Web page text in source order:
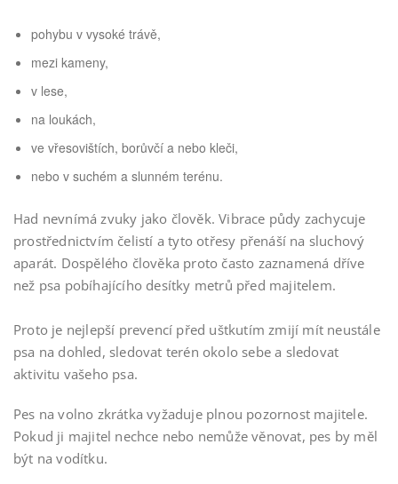
pohybu v vysoké trávě,
mezi kameny,
v lese,
na loukách,
ve vřesovištích, borůvčí a nebo kleči,
nebo v suchém a slunném terénu.
Had nevnímá zvuky jako člověk. Vibrace půdy zachycuje
prostřednictvím čelistí a tyto otřesy přenáší na sluchový
aparát. Dospělého člověka proto často zaznamená dříve
než psa pobíhajícího desítky metrů před majitelem.
Proto je nejlepší prevencí před uštkutím zmijí mít neustále
psa na dohled, sledovat terén okolo sebe a sledovat
aktivitu vašeho psa.
Pes na volno zkrátka vyžaduje plnou pozornost majitele.
Pokud ji majitel nechce nebo nemůže věnovat, pes by měl
být na vodítku.